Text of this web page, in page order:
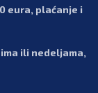
eura, plaćanje i
ili nedeljama,